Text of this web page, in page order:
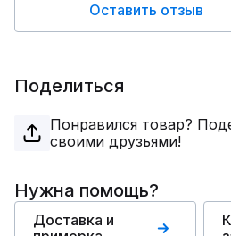
Оставить отзыв
Поделиться
Понравился товар?
своими друзьями!
Нужна помощь?
Доставка и